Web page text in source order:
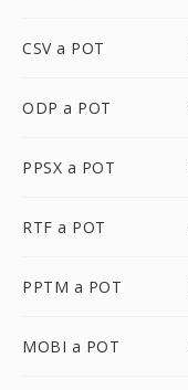
CSV a POT
ODP a POT
PPSX a POT
RTF a POT
PPTM a POT
MOBI a POT